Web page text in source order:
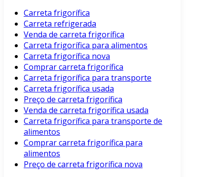
Carreta frigorífica
Carreta refrigerada
Venda de carreta frigorífica
Carreta frigorífica para alimentos
Carreta frigorífica nova
Comprar carreta frigorífica
Carreta frigorífica para transporte
Carreta frigorífica usada
Preço de carreta frigorífica
Venda de carreta frigorífica usada
Carreta frigorífica para transporte de
alimentos
Comprar carreta frigorífica para
alimentos
Preço de carreta frigorífica nova